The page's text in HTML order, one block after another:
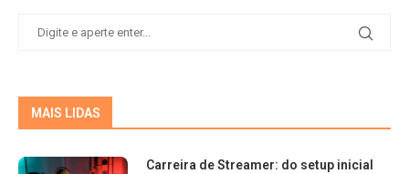
MAIS LIDAS
Carreira de Streamer: do setup inicial